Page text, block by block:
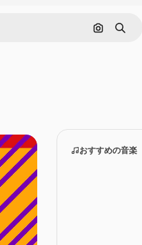
画像で検索
検索
おすすめの音楽